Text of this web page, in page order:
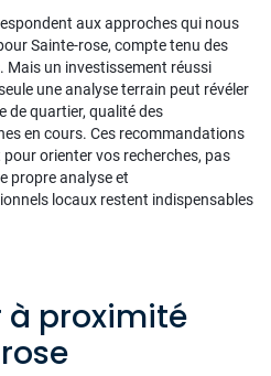
aux approches qui nous
Sainte-rose, compte tenu des
un investissement réussi
une analyse terrain peut révéler
de quartier, qualité des
en cours. Ces recommandations
orienter vos recherches, pas
propre analyse et
locaux restent indispensables
à proximité